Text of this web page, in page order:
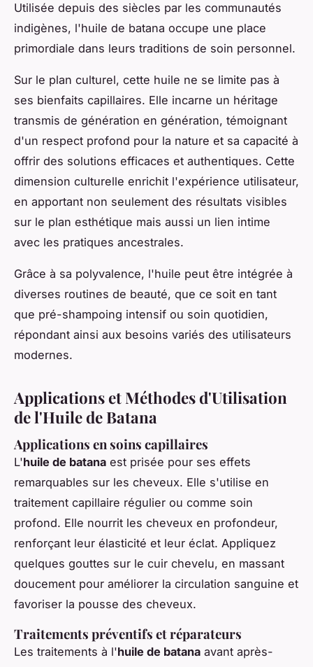
Utilisée depuis des siècles par les communautés
indigènes, l'huile de batana occupe une place
primordiale dans leurs traditions de soin personnel.
Sur le plan culturel, cette huile ne se limite pas à
ses bienfaits capillaires. Elle incarne un héritage
transmis de génération en génération, témoignant
d'un respect profond pour la nature et sa capacité à
offrir des solutions efficaces et authentiques. Cette
dimension culturelle enrichit l'expérience utilisateur,
en apportant non seulement des résultats visibles
sur le plan esthétique mais aussi un lien intime
avec les pratiques ancestrales.
Grâce à sa polyvalence, l'huile peut être intégrée à
diverses routines de beauté, que ce soit en tant
que pré-shampoing intensif ou soin quotidien,
répondant ainsi aux besoins variés des utilisateurs
modernes.
Applications et Méthodes d'Utilisation
de l'Huile de Batana
Applications en soins capillaires
L'huile de batana est prisée pour ses effets
remarquables sur les cheveux. Elle s'utilise en
traitement capillaire régulier ou comme soin
profond. Elle nourrit les cheveux en profondeur,
renforçant leur élasticité et leur éclat. Appliquez
quelques gouttes sur le cuir chevelu, en massant
doucement pour améliorer la circulation sanguine et
favoriser la pousse des cheveux.
Traitements préventifs et réparateurs
Les traitements à l'huile de batana avant après-